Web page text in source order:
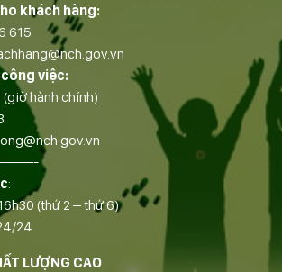
khách hàng:
615
việc:
(giờ hành chính)
:
(thứ 2 – thứ 6)
24
LƯỢNG CAO